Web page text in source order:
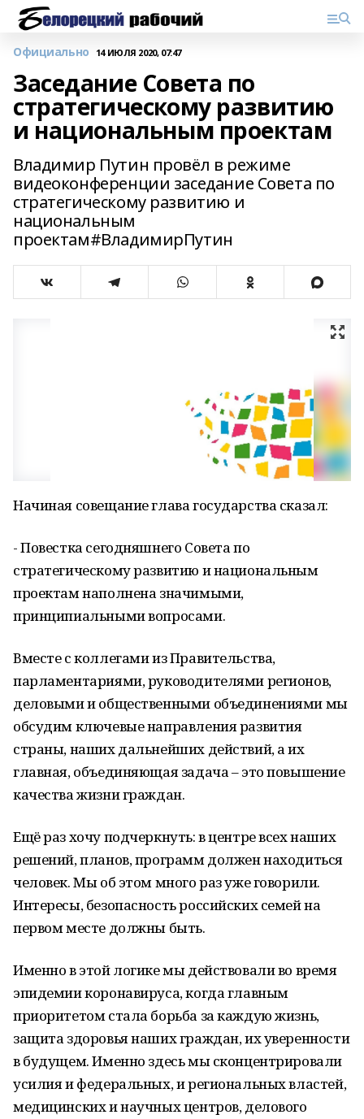
Официально 14 ИЮЛЯ 2020, 07:47
Заседание Совета по
стратегическому развитию
и национальным проектам
Владимир Путин провёл в режиме
видеоконференции заседание Совета по
стратегическому развитию и
национальным
проектам#ВладимирПутин
Начиная совещание глава государства сказал:
- Повестка сегодняшнего Совета по
стратегическому развитию и национальным
проектам наполнена значимыми,
принципиальными вопросами.
Вместе с коллегами из Правительства,
парламентариями, руководителями регионов,
деловыми и общественными объединениями мы
обсудим ключевые направления развития
страны, наших дальнейших действий, а их
главная, объединяющая задача – это повышение
качества жизни граждан.
Ещё раз хочу подчеркнуть: в центре всех наших
решений, планов, программ должен находиться
человек. Мы об этом много раз уже говорили.
Интересы, безопасность российских семей на
первом месте должны быть.
Именно в этой логике мы действовали во время
эпидемии коронавируса, когда главным
приоритетом стала борьба за каждую жизнь,
защита здоровья наших граждан, их уверенности
в будущем. Именно здесь мы сконцентрировали
усилия и федеральных, и региональных властей,
медицинских и научных центров, делового